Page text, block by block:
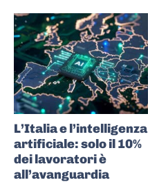
L’Italia e l’intelligenza
artificiale: solo il 10%
dei lavoratori è
all’avanguardia